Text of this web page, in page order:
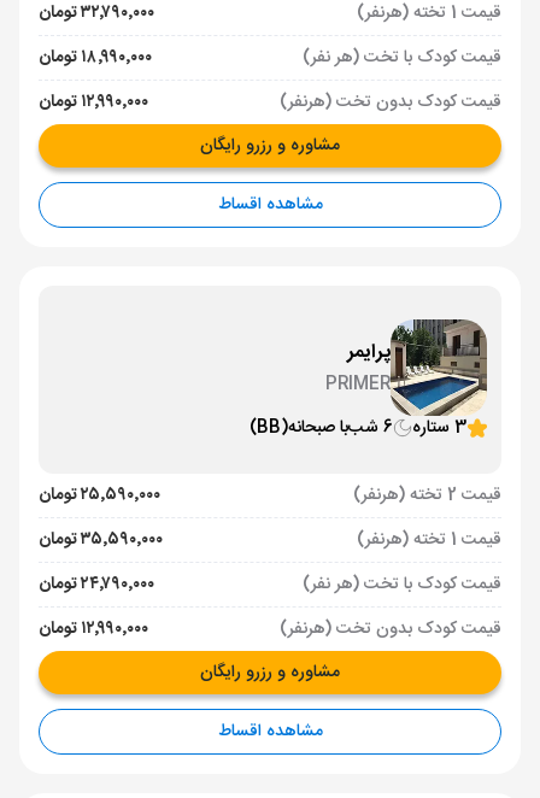
قیمت 1 تخته (هرنفر)
۳۲٬۷۹۰٬۰۰۰ تومان
قیمت کودک با تخت (هر نفر)
۱۸٬۹۹۰٬۰۰۰ تومان
قیمت کودک بدون تخت (هرنفر)
۱۲٬۹۹۰٬۰۰۰ تومان
مشاوره و رزرو رایگان
مشاهده اقساط
پرایمر
PRIMER
3 ستاره
6 شب با صبحانه(BB)
قیمت 2 تخته (هرنفر)
۲۵٬۵۹۰٬۰۰۰ تومان
قیمت 1 تخته (هرنفر)
۳۵٬۵۹۰٬۰۰۰ تومان
قیمت کودک با تخت (هر نفر)
۲۴٬۷۹۰٬۰۰۰ تومان
قیمت کودک بدون تخت (هرنفر)
۱۲٬۹۹۰٬۰۰۰ تومان
مشاوره و رزرو رایگان
مشاهده اقساط